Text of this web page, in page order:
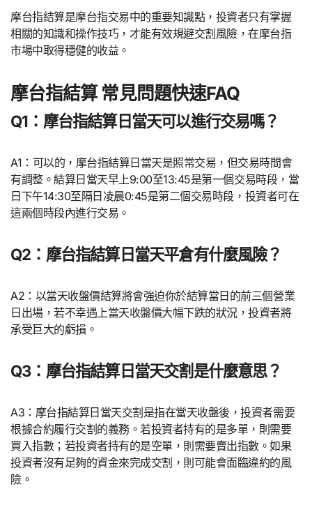
摩台指結算是摩台指交易中的重要知識點，投資者只有掌握
相關的知識和操作技巧，才能有效規避交割風險，在摩台指
市場中取得穩健的收益。
摩台指結算 常見問題快速FAQ
Q1：摩台指結算日當天可以進行交易嗎？
A1：可以的，摩台指結算日當天是照常交易，但交易時間會
有調整。結算日當天早上9:00至13:45是第一個交易時段，當
日下午14:30至隔日凌晨0:45是第二個交易時段，投資者可在
這兩個時段內進行交易。
Q2：摩台指結算日當天平倉有什麼風險？
A2：以當天收盤價結算將會強迫你於結算當日的前三個營業
日出場，若不幸遇上當天收盤價大幅下跌的狀況，投資者將
承受巨大的虧損。
Q3：摩台指結算日當天交割是什麼意思？
A3：摩台指結算日當天交割是指在當天收盤後，投資者需要
根據合約履行交割的義務。若投資者持有的是多單，則需要
買入指數；若投資者持有的是空單，則需要賣出指數。如果
投資者沒有足夠的資金來完成交割，則可能會面臨違約的風
險。